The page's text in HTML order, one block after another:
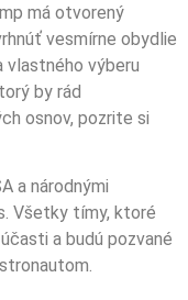
má otvorený
vesmírne obydlie
vlastného výberu
by rád
osnov, pozrite si
a národnými
Všetky tímy, ktoré
a budú pozvané